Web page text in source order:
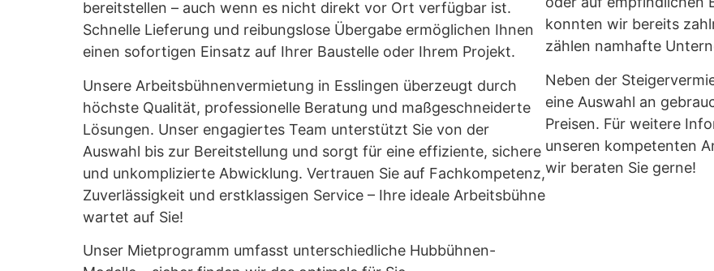
bereitstellen – auch wenn es nicht direkt vor Ort verfügbar ist.
Schnelle Lieferung und reibungslose Übergabe ermöglichen Ihnen
einen sofortigen Einsatz auf Ihrer Baustelle oder Ihrem Projekt.
Unsere Arbeitsbühnenvermietung in Esslingen überzeugt durch
höchste Qualität, professionelle Beratung und maßgeschneiderte
Lösungen. Unser engagiertes Team unterstützt Sie von der
Auswahl bis zur Bereitstellung und sorgt für eine effiziente, sichere
und unkomplizierte Abwicklung. Vertrauen Sie auf Fachkompetenz,
Zuverlässigkeit und erstklassigen Service – Ihre ideale Arbeitsbühne
wartet auf Sie!
Unser Mietprogramm umfasst unterschiedliche Hubbühnen-
konnten wir bereits
zählen namhafte
Neben der
eine Auswahl an
Preisen. Für weitere
unseren kompetenten
wir beraten Sie gerne!